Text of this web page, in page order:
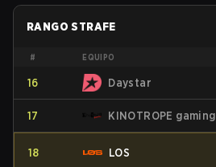
RANGO STRAFE
# EQUIPO
16 Daystar
17 KINOTROPE gaming
18 LOS